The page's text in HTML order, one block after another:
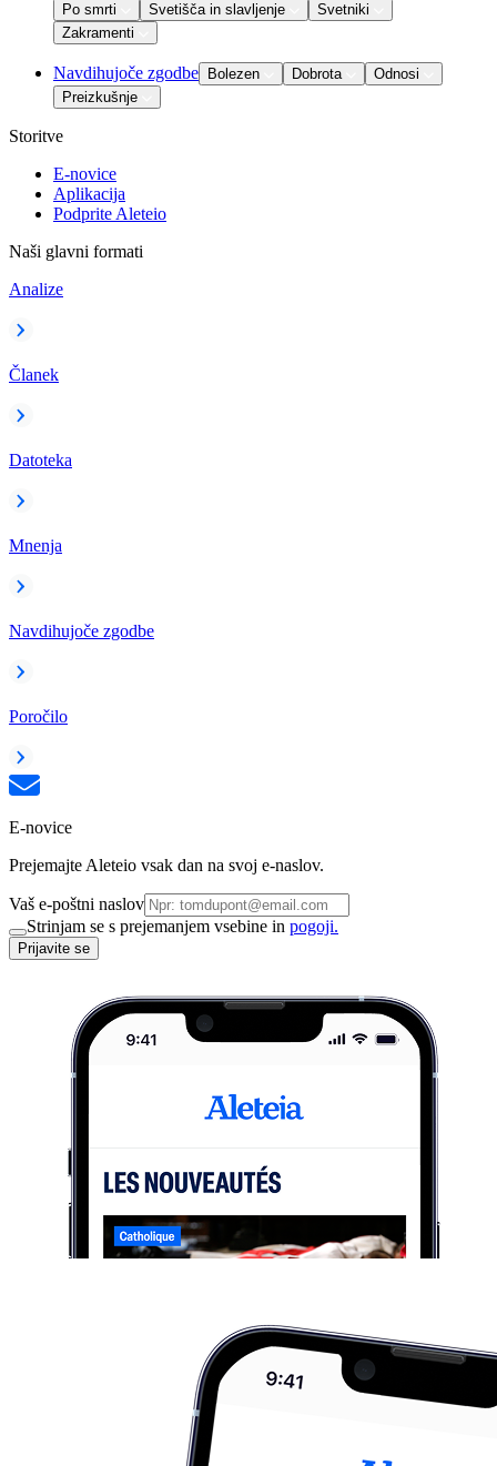
Po smrti
Svetišča in slavljenje
Svetniki
Zakramenti
Navdihujoče zgodbe Bolezen Dobrota
Odnosi
Preizkušnje
Storitve
E-novice
Aplikacija
Podprite Aleteio
Naši glavni formati
Analize
Članek
Datoteka
Mnenja
Navdihujoče zgodbe
Poročilo
E-novice
Prejemajte Aleteio vsak dan na svoj e-naslov.
Vaš e-poštni naslov
Strinjam se s prejemanjem vsebine in pogoji.
Prijavite se